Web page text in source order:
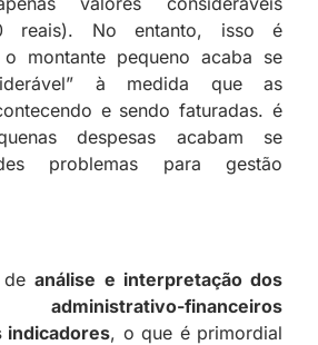
reais). No entanto, isso é
montante pequeno acaba se
à medida que as
e sendo faturadas. é
despesas acabam se
problemas para gestão
deanálise e interpretação dos
financeiros
indicadores, o que é primordial